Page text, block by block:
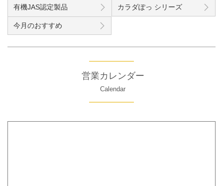
有機JAS認定製品 カラダぽっ シリーズ
今月のおすすめ
営業カレンダー
Calendar